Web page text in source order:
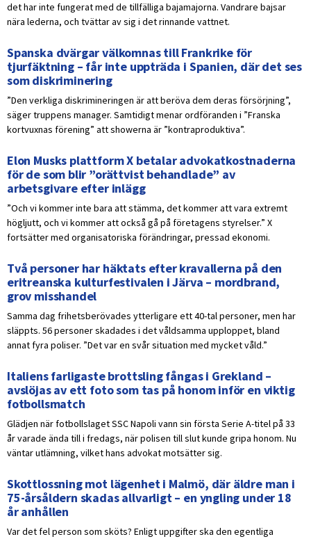
det har inte fungerat med de tillfälliga bajamajorna. Vandrare bajsar
nära lederna, och tvättar av sig i det rinnande vattnet.
Spanska dvärgar välkomnas till Frankrike för
tjurfäktning – får inte uppträda i Spanien, där det ses
som diskriminering
”Den verkliga diskrimineringen är att beröva dem deras försörjning”,
säger truppens manager. Samtidigt menar ordföranden i ”Franska
kortvuxnas förening” att showerna är ”kontraproduktiva”.
Elon Musks plattform X betalar advokatkostnaderna
för de som blir ”orättvist behandlade” av
arbetsgivare efter inlägg
”Och vi kommer inte bara att stämma, det kommer att vara extremt
högljutt, och vi kommer att också gå på företagens styrelser.” X
fortsätter med organisatoriska förändringar, pressad ekonomi.
Två personer har häktats efter kravallerna på den
eritreanska kulturfestivalen i Järva – mordbrand,
grov misshandel
Samma dag frihetsberövades ytterligare ett 40-tal personer, men har
släppts. 56 personer skadades i det våldsamma upploppet, bland
annat fyra poliser. ”Det var en svår situation med mycket våld.”
Italiens farligaste brottsling fångas i Grekland –
avslöjas av ett foto som tas på honom inför en viktig
fotbollsmatch
Glädjen när fotbollslaget SSC Napoli vann sin första Serie A-titel på 33
år varade ända till i fredags, när polisen till slut kunde gripa honom. Nu
väntar utlämning, vilket hans advokat motsätter sig.
Skottlossning mot lägenhet i Malmö, där äldre man i
75-årsåldern skadas allvarligt – en yngling under 18
år anhållen
Var det fel person som sköts? Enligt uppgifter ska den egentliga